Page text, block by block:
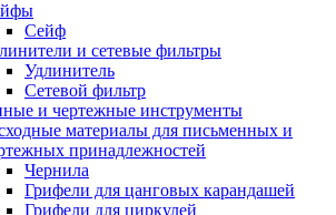
Сейф
и сетевые фильтры
Удлинитель
Сетевой фильтр
и чертежные инструменты
материалы для письменных и
принадлежностей
Чернила
Грифели для цанговых карандашей
Грифели для циркулей